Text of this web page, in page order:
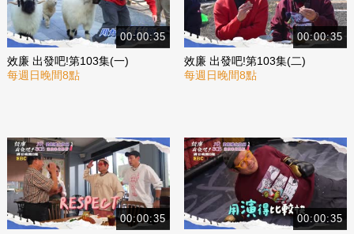
00:00:35
效廉 出發吧!第103集(一)
每週日晚間8點
00:00:35
效廉 出發吧!第103集(二)
每週日晚間8點
00:00:35 00:00:35